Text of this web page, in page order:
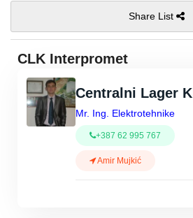
Share List
CLK Interpromet
Centralni Lager
Mr. Ing. Elektrotehnike
+387 62 995 767
Amir Mujkić